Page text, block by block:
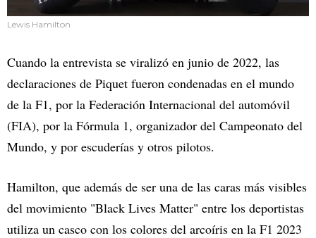
Lewis Hamilton
Cuando la entrevista se viralizó en junio de 2022, las
declaraciones de Piquet fueron condenadas en el mundo
de la F1, por la Federación Internacional del automóvil
(FIA), por la Fórmula 1, organizador del Campeonato del
Mundo, y por escuderías y otros pilotos.
Hamilton, que además de ser una de las caras más visibles
del movimiento "Black Lives Matter" entre los deportistas
utiliza un casco con los colores del arcoíris en la F1 2023